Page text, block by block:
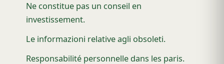
Ne constitue pas un conseil en
investissement.
Le informazioni relative agli obsoleti.
Responsabilité personnelle dans les paris.